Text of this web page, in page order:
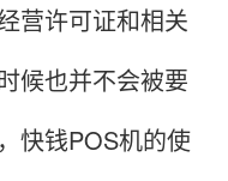
营许可证和相关
候也并不会被要
快钱POS机的使